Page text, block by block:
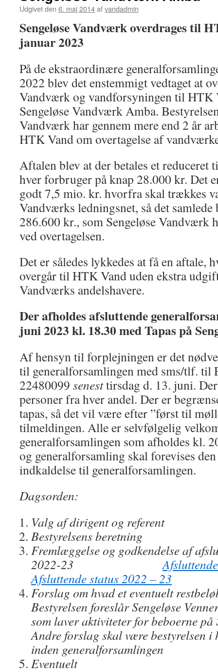
Udgivet den 6. maj 2014afvandadmin
Sengeløse Vandværk overdrages til
januar 2023
På de ekstraordinære
2022 blev det enstemmigt vedtaget at
Vandværk og vandforsyningen til HTK
Sengeløse Vandværk Amba.
Vandværk har gennem mere end 2 år
HTK Vand om overtagelse af
Aftalen blev at der betales et
hver forbruger på knap 28.000 kr. Det
godt 7,5 mio. kr. hvorfra skal trækkes
Vandværks ledningsnet, så det samlede
286.600 kr., som Sengeløse Vandværk
ved overtagelsen.
Det er således lykkedes at få en aftale,
overgår til HTK Vand uden ekstra
Vandværks andelshavere.
Der afholdes afsluttende
juni 2023 kl. 18.30 med Tapas på
Af hensyn til forplejningen er det
til generalforsamlingen med sms/tlf. til
22480099 senesttirsdag d. 13. juni.
personer fra hver andel. Der er
tapas, så det vil være efter ”først til
tilmeldingen. Alle er selvfølgelig
generalforsamlingen som afholdes kl.
og generalforsamling skal forevises
indkaldelse til generalforsamlingen.
Dagsorden:
Valg af dirigent og referent
Bestyrelsens beretning
Fremlæggelse og godkendelse af
2022-23
Afsluttende status 2022 – 23
Forslag om hvad et eventuelt
Bestyrelsen foreslår Sengeløse
som laver aktiviteter for beboerne på
Andre forslag skal være bestyrelsen i
inden generalforsamlingen
Eventuelt